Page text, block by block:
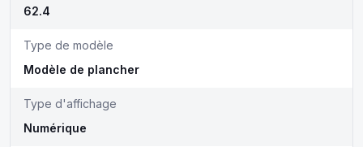
62.4
Type de modèle
Modèle de plancher
Type d'affichage
Numérique